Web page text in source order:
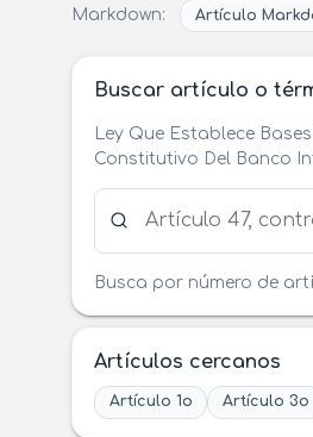
Markdown: Artículo
Buscar artículo o
Ley Que Establece
Constitutivo Del Banco
Buscar artículo o
Busca por número de
Artículos cercanos
Artículo 1o Artículo 3o